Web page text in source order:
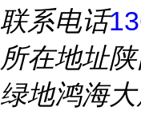
联系电话
所在地址
绿地鸿海